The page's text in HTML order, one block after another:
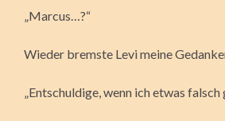
„Marcus…?“
Wieder bremste Levi meine
„Entschuldige, wenn ich etwas